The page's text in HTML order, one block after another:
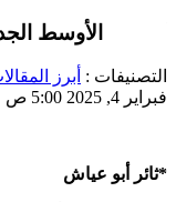
الشرق الأوسط
التصنيفات : أبرز
فبراير 4, 2025 5:00 ص
*ثائر أبو عياش